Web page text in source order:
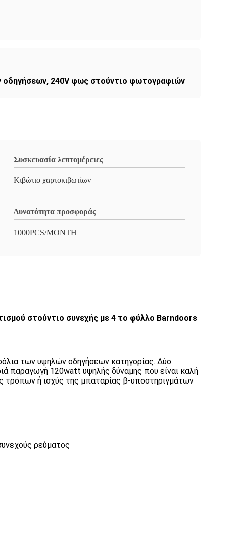
οδηγήσεων, 240V φως στούντιο φωτογραφιών
Συσκευασία λεπτομέρειες
Κιβώτιο χαρτοκιβωτίων
Δυνατότητα προσφοράς
1000PCS/MONTH
στούντιο συνεχής με 4 το φύλλο Barndoors
των υψηλών οδηγήσεων κατηγορίας. Δύο
παραγωγή 120watt υψηλής δύναμης που είναι καλή
τρόπων ή ισχύς της μπαταρίας β-υποστηριγμάτων
ρεύματος